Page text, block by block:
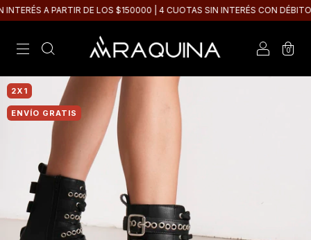
A PARTIR DE LOS $150000 | 4 CUOTAS SIN INTERÉS CON DÉBITO
0
2X1
ENVÍO GRATIS